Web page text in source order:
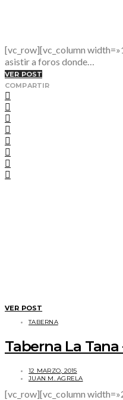
[vc_row][vc_column
asistir a foros donde…
VER POST
COMPARTIR
VER POST
TABERNA
Taberna La Tana
12 MARZO, 2015
JUAN M. AGRELA
[vc_row][vc_column